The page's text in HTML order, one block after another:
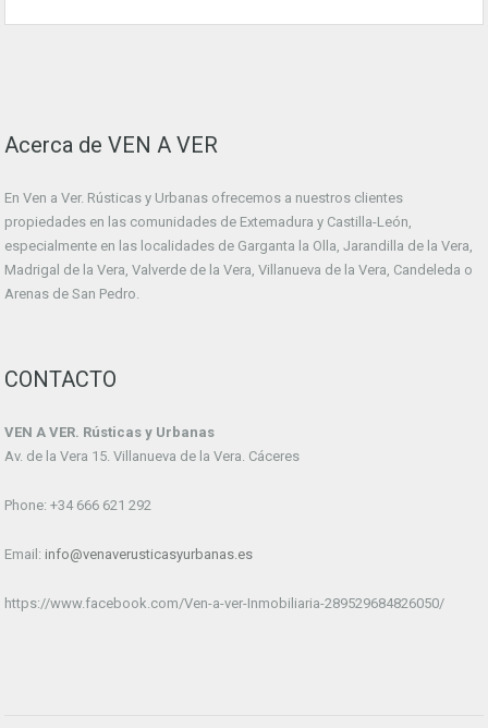
Acerca de VEN A VER
En Ven a Ver. Rústicas y Urbanas ofrecemos a nuestros clientes
propiedades en las comunidades de Extemadura y Castilla-León,
especialmente en las localidades de Garganta la Olla, Jarandilla de la Vera,
Madrigal de la Vera, Valverde de la Vera, Villanueva de la Vera, Candeleda o
Arenas de San Pedro.
CONTACTO
VEN A VER. Rústicas y Urbanas
Av. de la Vera 15. Villanueva de la Vera. Cáceres
Phone: +34 666 621 292
Email: info@venaverusticasyurbanas.es
https://www.facebook.com/Ven-a-ver-Inmobiliaria-289529684826050/